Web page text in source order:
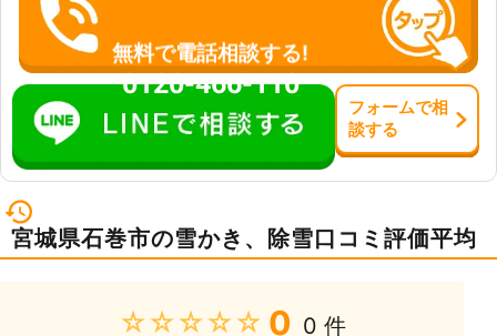
無料で電話相談する!
0120-466-110
フォームで相
談する
宮城県石巻市の雪かき、除雪口コミ評価平均
★★★★★ 0 0 件